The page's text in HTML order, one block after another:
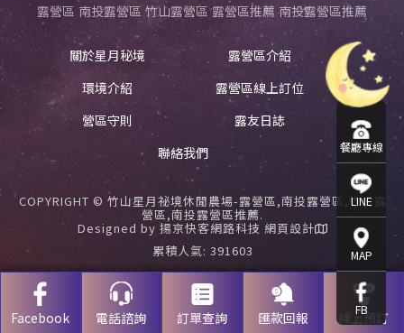
Facebook 電話諮詢 訂單查詢 匯款回報 線上預訂
露營區 南投露營區 竹山露營區 露營區推薦 南投露營區推薦
關於星月秘境
露營區介紹
環境介紹
露營區線上訂位
營區守則
露友日誌
聯絡我們
COPYRIGHT © 竹山星月祕境休閒農場-露營區,南投露營區,竹山露
營區,南投露營區推薦.
Designed by 揚京快客網路科技 網頁設計
累積人氣: 391603
餐廳專線
LINE
MAP
FB